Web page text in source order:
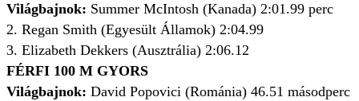
Világbajnok: Summer McIntosh (Kanada) 2:01.99 perc
2. Regan Smith (Egyesült Államok) 2:04.99
3. Elizabeth Dekkers (Ausztrália) 2:06.12
FÉRFI 100 M GYORS
Világbajnok: David Popovici (Románia) 46.51 másodperc